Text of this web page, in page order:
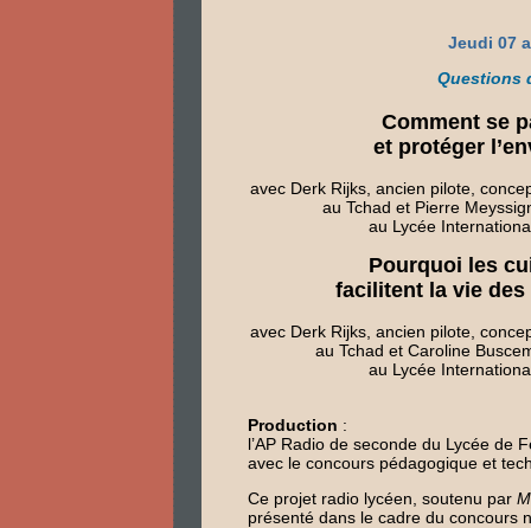
Jeudi 07
Questions
Comment se
et protéger
avec Derk Rijks, ancien pilote,
au Tchad et Pierre
au Lycée
Pourquoi les
facilitent la vie
avec Derk Rijks, ancien pilote,
au Tchad et Caroline
au Lycée
Production :
l’AP Radio de seconde du Lycée de
avec le concours pédagogique et
Ce projet radio lycéen, soutenu par
présenté dans le cadre du concours